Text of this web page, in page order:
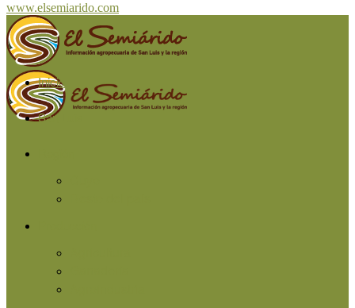
www.elsemiarido.com
Inicio
San Luis